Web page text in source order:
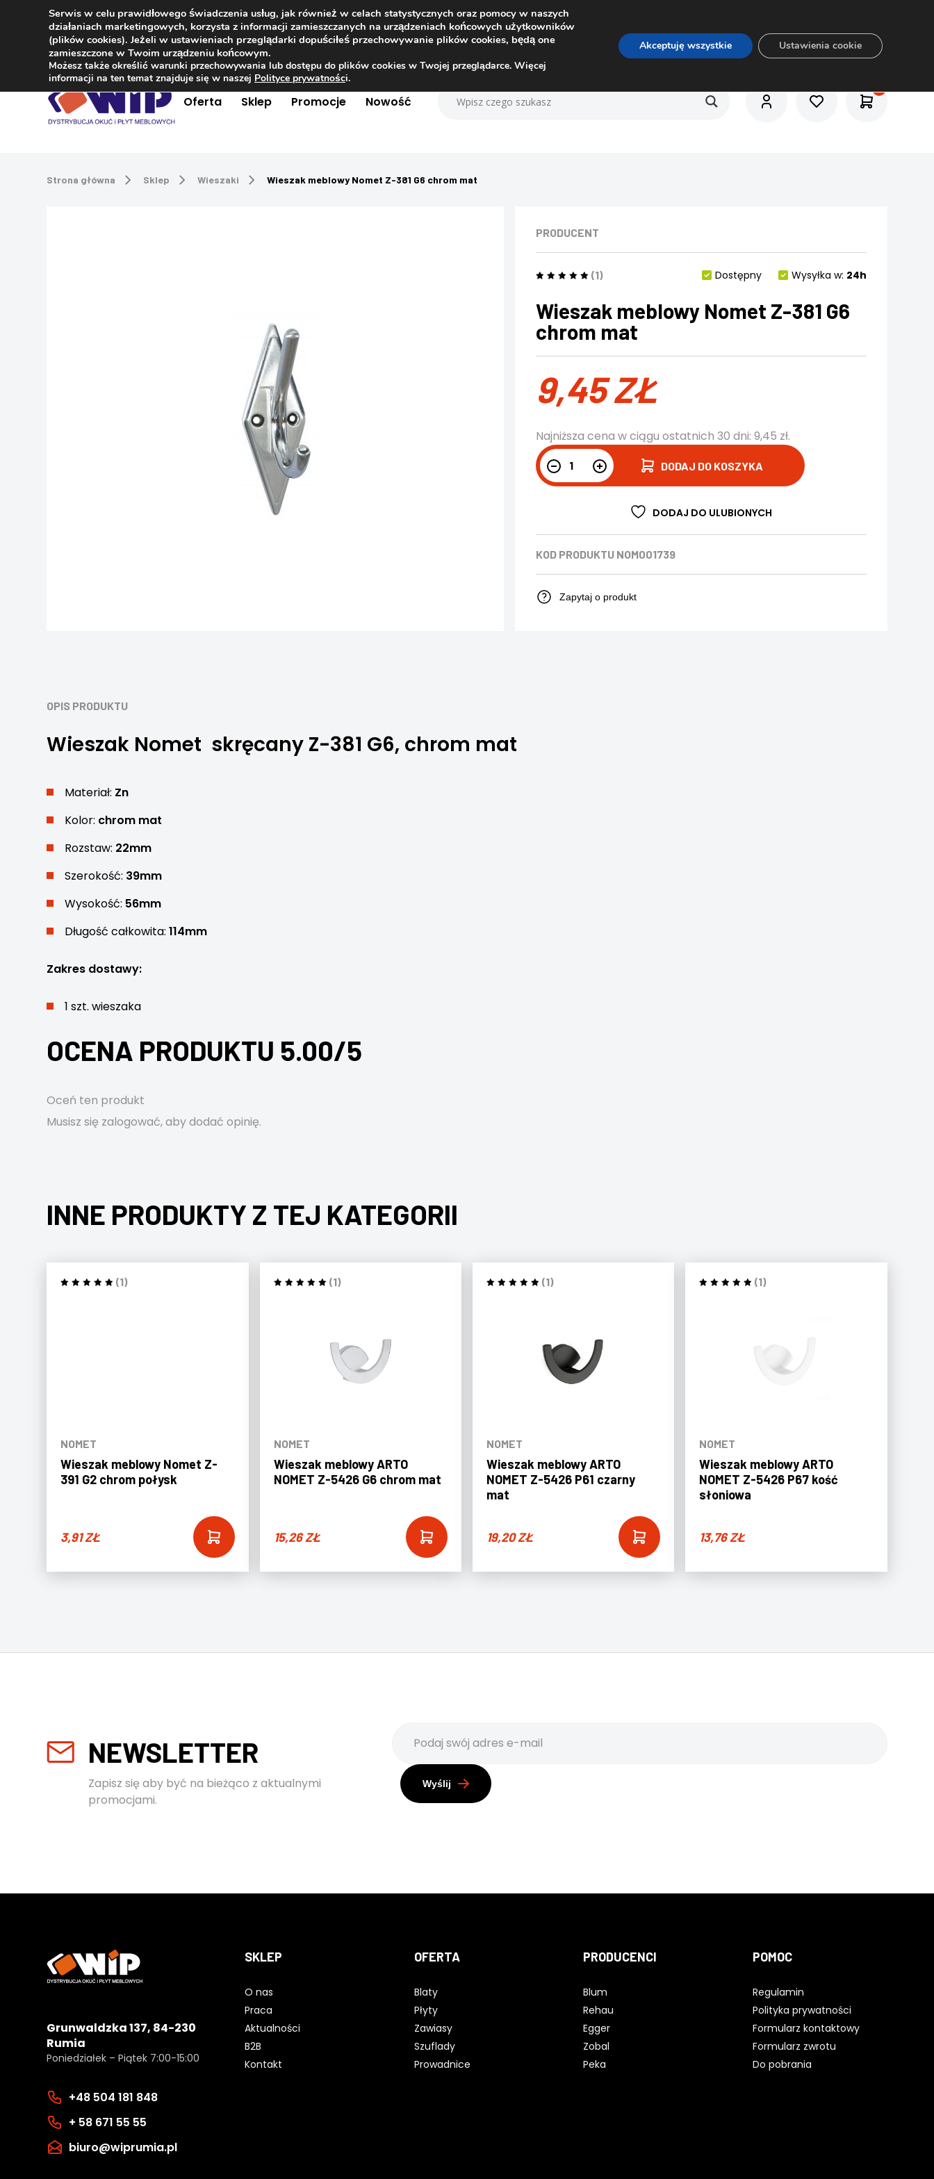
Kontakt +48 504 181 848
Oferta Sklep Promocje Nowość
Strona główna Sklep Wieszaki Wieszak meblowy Nomet Z-381 G6 chrom mat
PRODUCENT
(1) Dostępny Wysyłka w: 24h
Wieszak meblowy Nomet Z-381 G6
chrom mat
9,45ZŁ
Najniższa cena w ciągu ostatnich 30 dni: 9,45 zł.
DODAJ DO KOSZYKA
DODAJ DO ULUBIONYCH
KOD PRODUKTU NOM001739
Zapytaj o produkt
OPIS PRODUKTU
Wieszak Nomet skręcany Z-381 G6, chrom mat
Materiał: Zn
Kolor: chrom mat
Rozstaw: 22mm
Szerokość: 39mm
Wysokość: 56mm
Długość całkowita:114mm
Zakres dostawy:
1 szt. wieszaka
OCENA PRODUKTU 5.00/5
Oceń ten produkt
Musisz się zalogować, aby dodać opinię.
INNE PRODUKTY Z TEJ KATEGORII
(1)
NOMET
Wieszak meblowy Nomet Z-
391 G2 chrom połysk
3,91ZŁ
(1)
NOMET
Wieszak meblowy ARTO
NOMET Z-5426 G6 chrom mat
15,26ZŁ
(1)
NOMET
Wieszak meblowy ARTO
NOMET Z-5426 P61 czarny
mat
19,20ZŁ
(1)
NOMET
Wieszak meblowy ARTO
NOMET Z-5426 P67 kość
słoniowa
13,76ZŁ
NEWSLETTER
Zapisz się aby być na bieżąco z aktualnymi
promocjami.
Wyślij
Grunwaldzka 137, 84-230
Rumia
Poniedziałek – Piątek 7:00-15:00
+48 504 181 848
+ 58 671 55 55
biuro@wiprumia.pl
SKLEP
O nas
Praca
Aktualności
B2B
Kontakt
OFERTA
Blaty
Płyty
Zawiasy
Szuflady
Prowadnice
PRODUCENCI
Blum
Rehau
Egger
Zobal
Peka
POMOC
Regulamin
Polityka prywatności
Formularz kontaktowy
Formularz zwrotu
Do pobrania
Serwis w celu prawidłowego świadczenia usług, jak również w celach statystycznych oraz pomocy w naszych
działaniach marketingowych, korzysta z informacji zamieszczanych na urządzeniach końcowych użytkowników
(plików cookies). Jeżeli w ustawieniach przeglądarki dopuściłeś przechowywanie plików cookies, będą one
zamieszczone w Twoim urządzeniu końcowym.
Możesz także określić warunki przechowywania lub dostępu do plików cookies w Twojej przeglądarce. Więcej
informacji na ten temat znajduje się w naszej Polityce prywatności.
Akceptuję wszystkie Ustawienia cookie